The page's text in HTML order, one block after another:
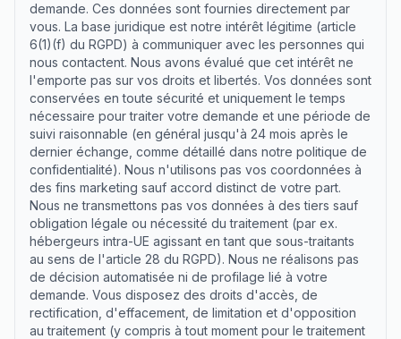
demande. Ces données sont fournies directement par
vous. La base juridique est notre intérêt légitime (article
6(1)(f) du RGPD) à communiquer avec les personnes qui
nous contactent. Nous avons évalué que cet intérêt ne
l'emporte pas sur vos droits et libertés. Vos données sont
conservées en toute sécurité et uniquement le temps
nécessaire pour traiter votre demande et une période de
suivi raisonnable (en général jusqu'à 24 mois après le
dernier échange, comme détaillé dans notre politique de
confidentialité). Nous n'utilisons pas vos coordonnées à
des fins marketing sauf accord distinct de votre part.
Nous ne transmettons pas vos données à des tiers sauf
obligation légale ou nécessité du traitement (par ex.
hébergeurs intra-UE agissant en tant que sous-traitants
au sens de l'article 28 du RGPD). Nous ne réalisons pas
de décision automatisée ni de profilage lié à votre
demande. Vous disposez des droits d'accès, de
rectification, d'effacement, de limitation et d'opposition
au traitement (y compris à tout moment pour le traitement